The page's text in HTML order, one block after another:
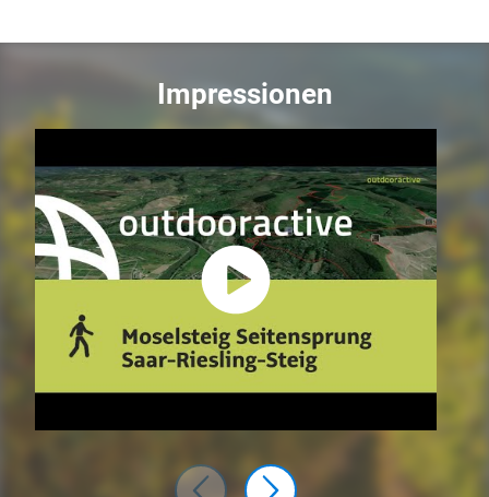
Impressionen